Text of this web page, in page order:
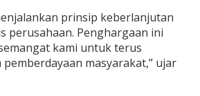
prinsip keberlanjutan
perusahaan. Penghargaan ini
kami untuk terus
masyarakat,” ujar